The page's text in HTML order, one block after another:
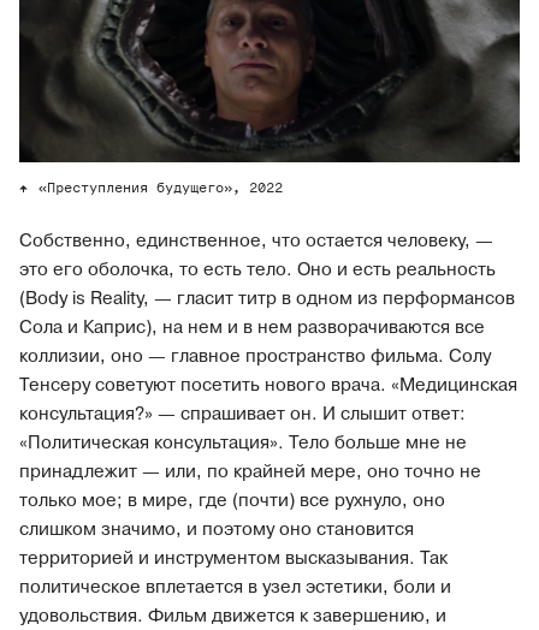
«Преступления будущего», 2022
Собственно, единственное, что остается человеку, —
это его оболочка, то есть тело. Оно и есть реальность
(Body is Reality, — гласит титр в одном из перформансов
Сола и Каприс), на нем и в нем разворачиваются все
коллизии, оно — главное пространство фильма. Солу
Тенсеру советуют посетить нового врача. «Медицинская
консультация?» — спрашивает он. И слышит ответ:
«Политическая консультация». Тело больше мне не
принадлежит — или, по крайней мере, оно точно не
только мое; в мире, где (почти) все рухнуло, оно
слишком значимо, и поэтому оно становится
территорией и инструментом высказывания. Так
политическое вплетается в узел эстетики, боли и
удовольствия. Фильм движется к завершению, и